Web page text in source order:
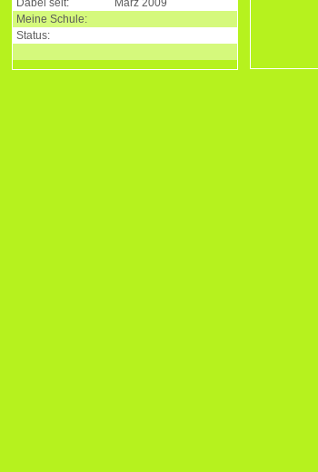
Dabei seit:
März 2009
Meine Schule:
Status: